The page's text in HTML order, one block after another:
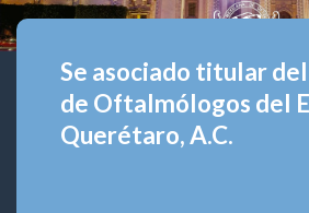
Se asociado titular
de Oftalmólogos del
Querétaro, A.C.